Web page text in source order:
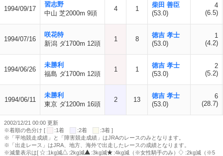
1994/09/17
習志野
中山 芝2000m 9頭
4 1
柴田 善臣
(53.0)
4
(6.5)
1994/07/16
咲花特
新潟 ダ1700m 12頭
1 8
徳吉 孝士
(53.0)
1
(4.2)
1994/06/26
未勝利
福島 ダ1700m 12頭
1 1
徳吉 孝士
(53.0)
2
(5.2)
1994/06/11
未勝利
東京 ダ1200m 16頭
2 13
徳吉 孝士
(53.0)
6
(28.7)
2002/12/21 00:00 更新
※着順の色分け [
:1着 :2着
:3着 ]
※「平地競走成績」と「障害競走成績」はJRAのレースのみとなります。
※「出走レース」はJRA、地方、海外で出走したレースの成績となります。
※減量表示は[
:1kg減 :2kg減 :3kg減 :4kg減（※女性騎手のみ）
:2kg減（※5